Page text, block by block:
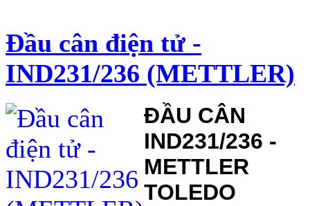
Đầu cân điện tử -
IND231/236 (METTLER)
ĐẦU CÂN
IND231/236 -
METTLER
TOLEDO